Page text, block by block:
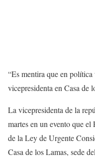
“Es mentira que en
vicepresidenta en Casa de
La vicepresidenta de la
martes en un evento que
de la Ley de Urgente
Casa de los Lamas, sede